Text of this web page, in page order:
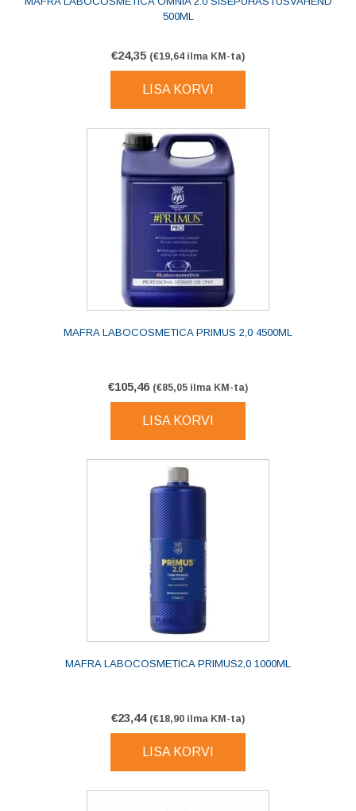
500ML
€24,35 (€19,64 ilma KM-ta)
LISA KORVI
MAFRA LABOCOSMETICA PRIMUS 2,0 4500ML
€105,46 (€85,05 ilma KM-ta)
LISA KORVI
MAFRA LABOCOSMETICA PRIMUS2,0 1000ML
€23,44 (€18,90 ilma KM-ta)
LISA KORVI